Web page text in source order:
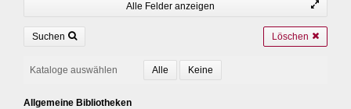
Alle Felder anzeigen
Suchen Löschen
Kataloge auswählen
Allgemeine Bibliotheken